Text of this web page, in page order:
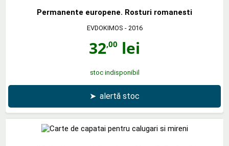
Permanente europene. Rosturi romanesti
EVDOKIMOS - 2016
32,00 lei
stoc indisponibil
➤ alertă stoc